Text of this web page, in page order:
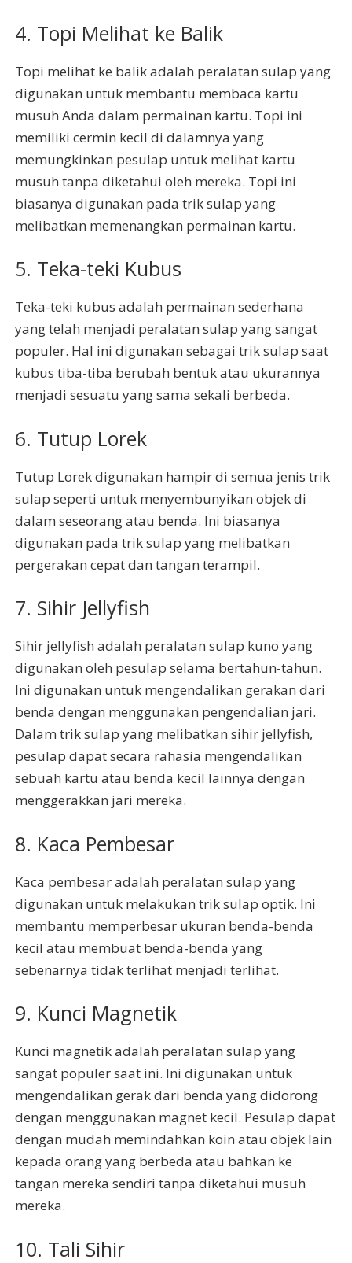
4. Topi Melihat ke Balik
Topi melihat ke balik adalah peralatan sulap yang
digunakan untuk membantu membaca kartu
musuh Anda dalam permainan kartu. Topi ini
memiliki cermin kecil di dalamnya yang
memungkinkan pesulap untuk melihat kartu
musuh tanpa diketahui oleh mereka. Topi ini
biasanya digunakan pada trik sulap yang
melibatkan memenangkan permainan kartu.
5. Teka-teki Kubus
Teka-teki kubus adalah permainan sederhana
yang telah menjadi peralatan sulap yang sangat
populer. Hal ini digunakan sebagai trik sulap saat
kubus tiba-tiba berubah bentuk atau ukurannya
menjadi sesuatu yang sama sekali berbeda.
6. Tutup Lorek
Tutup Lorek digunakan hampir di semua jenis trik
sulap seperti untuk menyembunyikan objek di
dalam seseorang atau benda. Ini biasanya
digunakan pada trik sulap yang melibatkan
pergerakan cepat dan tangan terampil.
7. Sihir Jellyfish
Sihir jellyfish adalah peralatan sulap kuno yang
digunakan oleh pesulap selama bertahun-tahun.
Ini digunakan untuk mengendalikan gerakan dari
benda dengan menggunakan pengendalian jari.
Dalam trik sulap yang melibatkan sihir jellyfish,
pesulap dapat secara rahasia mengendalikan
sebuah kartu atau benda kecil lainnya dengan
menggerakkan jari mereka.
8. Kaca Pembesar
Kaca pembesar adalah peralatan sulap yang
digunakan untuk melakukan trik sulap optik. Ini
membantu memperbesar ukuran benda-benda
kecil atau membuat benda-benda yang
sebenarnya tidak terlihat menjadi terlihat.
9. Kunci Magnetik
Kunci magnetik adalah peralatan sulap yang
sangat populer saat ini. Ini digunakan untuk
mengendalikan gerak dari benda yang didorong
dengan menggunakan magnet kecil. Pesulap dapat
dengan mudah memindahkan koin atau objek lain
kepada orang yang berbeda atau bahkan ke
tangan mereka sendiri tanpa diketahui musuh
mereka.
10. Tali Sihir